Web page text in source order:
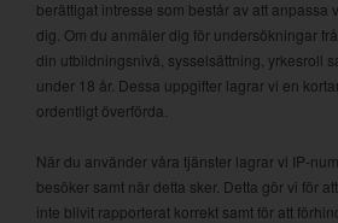
berättigat intresse som består av att anpassa
dig. Om du anmäler dig för undersökningar
din utbildningsnivå, sysselsättning, yrkesroll
under 18 år. Dessa uppgifter lagrar vi en
ordentligt överförda.
När du använder våra tjänster lagrar vi IP-
besöker samt när detta sker. Detta gör vi för
inte blivit rapporterat korrekt samt för att